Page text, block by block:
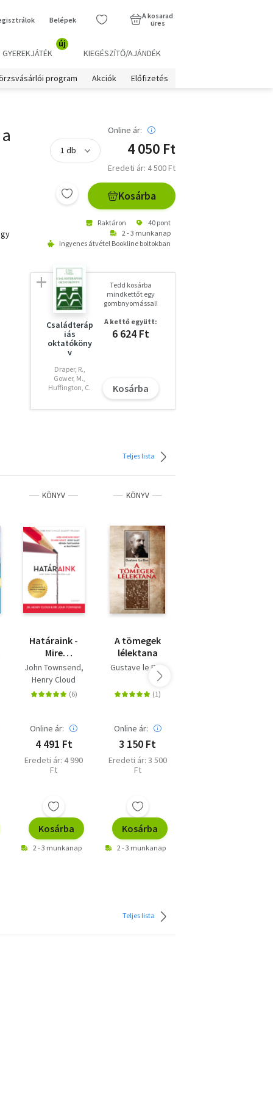
Belépek
A kosarad
üres
GYEREKJÁTÉK
új
KIEGÉSZÍTŐ/AJÁNDÉK
program Akciók Előfizetés
Online ár:
4 050 Ft
Eredeti ár: 4 500 Ft
Kosárba
Raktáron
40 pont
2 - 3 munkanap
Ingyenes átvétel Bookline boltokban
Családteráp
iás
oktatóköny
v
Draper, R.,
Gower, M.,
Huffington, C.
Tedd kosárba
mindkettőt egy
gombnyomással!
A kettő együtt:
6 624 Ft
Kosárba
Teljes lista
KÖNYV
Határaink -
Mire
mondjunk
igent és mire
nemet, hogy
saját kézben
életünket? -
bővített
kiadás
John Townsend
Henry Cloud
Online ár:
4 491 Ft
Eredeti ár: 4 990
Ft
Kosárba
2 - 3 munkanap
KÖNYV
A tömegek
lélektana
Gustave le Bon
Online ár:
3 150 Ft
Eredeti ár: 3 500
Ft
Kosárba
2 - 3 munkanap
Teljes lista